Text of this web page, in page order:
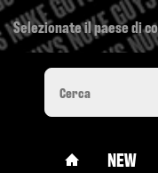
Selezionate il paese di
NEW